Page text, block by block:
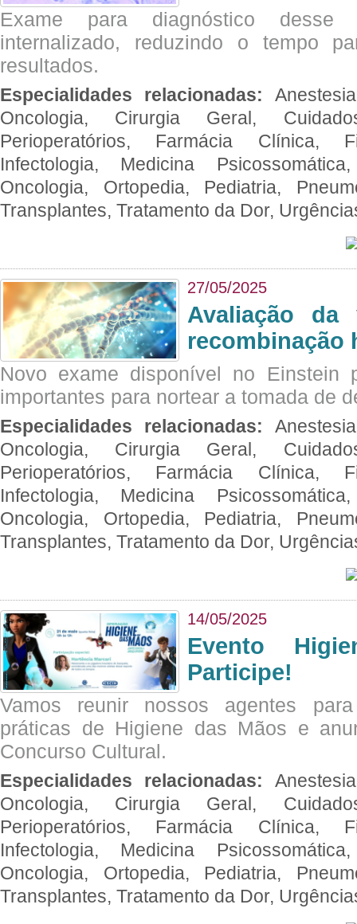
Exame para diagnóstico desse
internalizado, reduzindo o tempo
resultados.
Especialidades relacionadas:
Oncologia, Cirurgia Geral,
Perioperatórios, Farmácia Clínica,
Infectologia, Medicina
Oncologia, Ortopedia, Pediatria,
Transplantes, Tratamento da Dor,
27/05/2025
Avaliação
recombinação
Novo exame disponível no Einstein
importantes para nortear a tomada de
Especialidades relacionadas:
Oncologia, Cirurgia Geral,
Perioperatórios, Farmácia Clínica,
Infectologia, Medicina
Oncologia, Ortopedia, Pediatria,
Transplantes, Tratamento da Dor,
14/05/2025
Evento
Participe!
Vamos reunir nossos agentes
práticas de Higiene das Mãos e
Concurso Cultural.
Especialidades relacionadas:
Oncologia, Cirurgia Geral,
Perioperatórios, Farmácia Clínica,
Infectologia, Medicina
Oncologia, Ortopedia, Pediatria,
Transplantes, Tratamento da Dor,